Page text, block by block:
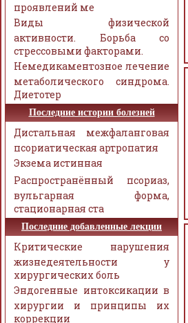
проявлений ме
Виды физической
активности. Борьба со
стрессовыми факторами.
Немедикаментозное лечение
метаболического синдрома.
Диетотер
Последние истории болезней
Дистальная межфаланговая
псориатическая артропатия
Экзема истинная
Распространённый псориаз,
вульгарная форма,
стационарная ста
Последние добавленные лекции
Критические нарушения
жизнедеятельности у
хирургических боль
Эндогенные интоксикации в
хирургии и принципы их
коррекции